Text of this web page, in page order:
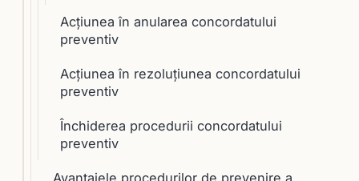
Acțiunea în anularea concordatului
preventiv
Acţiunea în rezoluţiunea concordatului
preventiv
Închiderea procedurii concordatului
preventiv
Avantajele procedurilor de prevenire a